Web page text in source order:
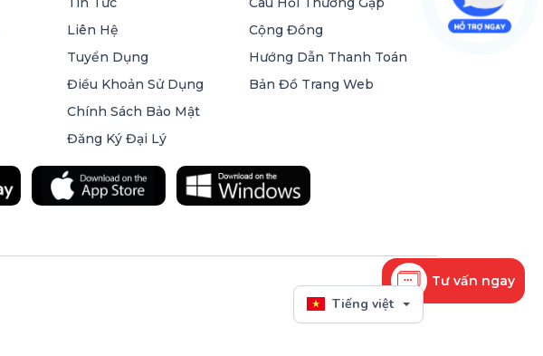
Tư vấn ngay
Liên Hệ
Tuyển Dụng
Điều Khoản Sử Dụng
Chính Sách Bảo Mật
Đăng Ký Đại Lý
Cộng Đồng
Hướng Dẫn Thanh Toán
Bản Đồ Trang Web
Tiếng việt